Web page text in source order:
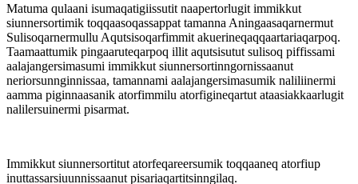
Matuma qulaani isumaqatigiissutit naapertorlugit immikkut
siunnersortimik toqqaasoqassappat tamanna Aningaasaqarnermut
Sulisoqarnermullu Aqutsisoqarfimmit akuerineqaqqaartariaqarpoq.
Taamaattumik pingaaruteqarpoq illit aqutsisutut sulisoq piffissami
aalajangersimasumi immikkut siunnersortinngornissaanut
neriorsunnginnissaa, tamannami aalajangersimasumik naliliinermi
aamma piginnaasanik atorfimmilu atorfigineqartut ataasiakkaarlugit
nalilersuinermi pisarmat.
Immikkut siunnersortitut atorfeqareersumik toqqaaneq atorfiup
inuttassarsiuunnissaanut pisariaqartitsinngilaq.